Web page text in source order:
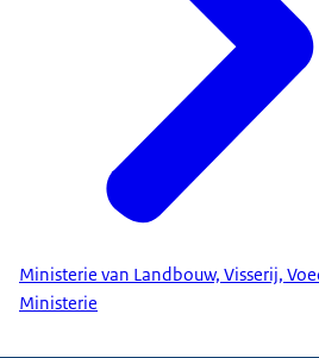
Ministerie van Landbouw, Visserij,
Ministerie